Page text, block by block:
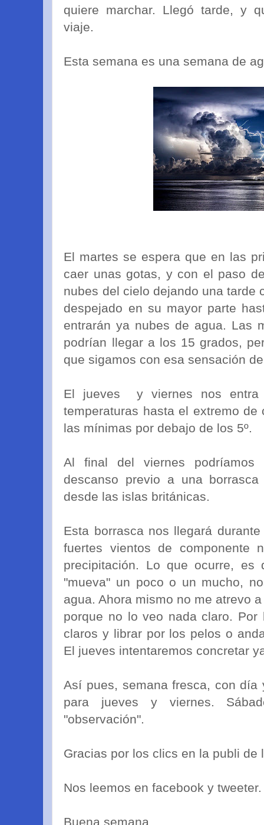
quiere marchar. Llegó tarde, y
viaje.
Esta semana es una semana de
El martes se espera que en las
caer unas gotas, y con el paso
nubes del cielo dejando una tarde
despejado en su mayor parte
entrarán ya nubes de agua. Las
podrían llegar a los 15 grados,
que sigamos con esa sensación
El jueves y viernes nos entra
temperaturas hasta el extremo
las mínimas por debajo de los 5º.
Al final del viernes
descanso previo a una
desde las islas británicas.
Esta borrasca nos llegará
fuertes vientos de componente
precipitación. Lo que ocurre, es
"mueva" un poco o un mucho,
agua. Ahora mismo no me atrevo
porque no lo veo nada claro.
claros y librar por los pelos o
El jueves intentaremos concretar
Así pues, semana fresca, con
para jueves y viernes.
"observación".
Gracias por los clics en la publi de
Nos leemos en facebook y tweeter.
Buena semana.